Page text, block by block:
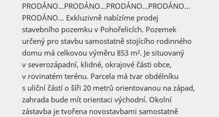
PRODÁNO…PRODÁNO…PRODÁNO…PRODÁNO…
PRODÁNO… Exkluzivně nabízíme prodej
stavebního pozemku v Pohořelicích. Pozemek
určený pro stavbu samostatně stojícího rodinného
domu má celkovou výměru 853 m². Je situovaný
v severozápadní, klidné, okrajové části obce,
v rovinatém terénu. Parcela má tvar obdélníku
s uliční částí o šíři 20 metrů orientovanou na západ,
zahrada bude mít orientaci východní. Okolní
zástavba je tvořena novostavbami samostatně